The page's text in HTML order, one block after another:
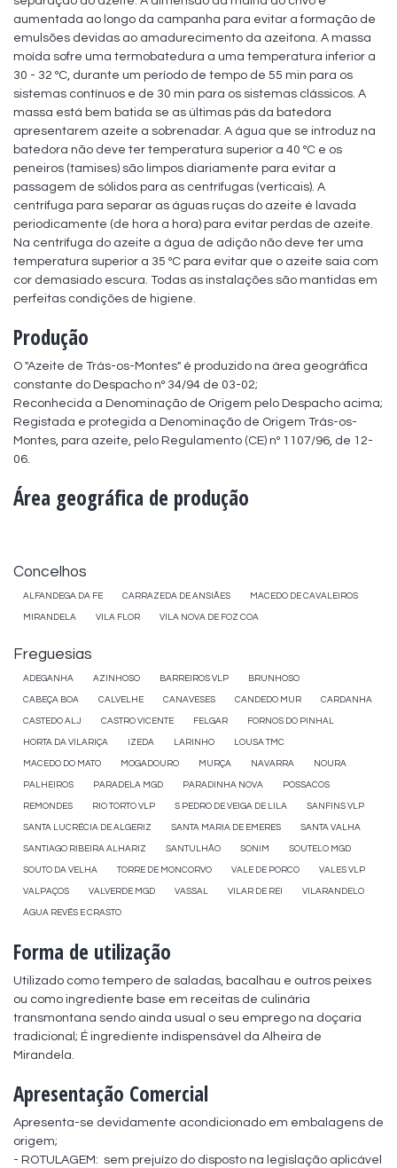
aumentada ao longo da campanha para evitar a formação de
emulsões devidas ao amadurecimento da azeitona. A massa
moída sofre uma termobatedura a uma temperatura inferior a
30 - 32 ºC, durante um período de tempo de 55 min para os
sistemas contínuos e de 30 min para os sistemas clássicos. A
massa está bem batida se as últimas pás da batedora
apresentarem azeite a sobrenadar. A água que se introduz na
batedora não deve ter temperatura superior a 40 ºC e os
peneiros (tamises) são limpos diariamente para evitar a
passagem de sólidos para as centrífugas (verticais). A
centrífuga para separar as águas ruças do azeite é lavada
periodicamente (de hora a hora) para evitar perdas de azeite.
Na centrífuga do azeite a água de adição não deve ter uma
temperatura superior a 35 ºC para evitar que o azeite saia com
cor demasiado escura. Todas as instalações são mantidas em
perfeitas condições de higiene.
Produção
O "Azeite de Trás-os-Montes" é produzido na área geográfica
constante do Despacho nº 34/94 de 03-02;
Reconhecida a Denominação de Origem pelo Despacho acima;
Registada e protegida a Denominação de Origem Trás-os-
Montes, para azeite, pelo Regulamento (CE) nº 1107/96, de 12-
06.
Área geográfica de produção
Concelhos
ALFANDEGA DA FE CARRAZEDA DE ANSIÃES MACEDO DE CAVALEIROS
MIRANDELA VILA FLOR VILA NOVA DE FOZ COA
Freguesias
ADEGANHA AZINHOSO BARREIROS VLP BRUNHOSO
CABEÇA BOA CALVELHE CANAVESES CANDEDO MUR CARDANHA
CASTEDO ALJ CASTRO VICENTE FELGAR FORNOS DO PINHAL
HORTA DA VILARIÇA IZEDA LARINHO LOUSA TMC
MACEDO DO MATO MOGADOURO MURÇA NAVARRA NOURA
PALHEIROS PARADELA MGD PARADINHA NOVA POSSACOS
REMONDES RIO TORTO VLP S PEDRO DE VEIGA DE LILA SANFINS VLP
SANTA LUCRÉCIA DE ALGERIZ SANTA MARIA DE EMERES SANTA VALHA
SANTIAGO RIBEIRA ALHARIZ SANTULHÃO SONIM SOUTELO MGD
SOUTO DA VELHA TORRE DE MONCORVO VALE DE PORCO VALES VLP
VALPAÇOS VALVERDE MGD VASSAL VILAR DE REI VILARANDELO
ÁGUA REVÊS E CRASTO
Forma de utilização
Utilizado como tempero de saladas, bacalhau e outros peixes
ou como ingrediente base em receitas de culinária
transmontana sendo ainda usual o seu emprego na doçaria
tradicional; É ingrediente indispensável da Alheira de
Mirandela.
Apresentação Comercial
Apresenta-se devidamente acondicionado em embalagens de
origem;
- ROTULAGEM:  sem prejuízo do disposto na legislação aplicável